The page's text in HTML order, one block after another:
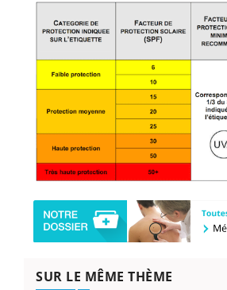
SUR LE MÊME THÈME